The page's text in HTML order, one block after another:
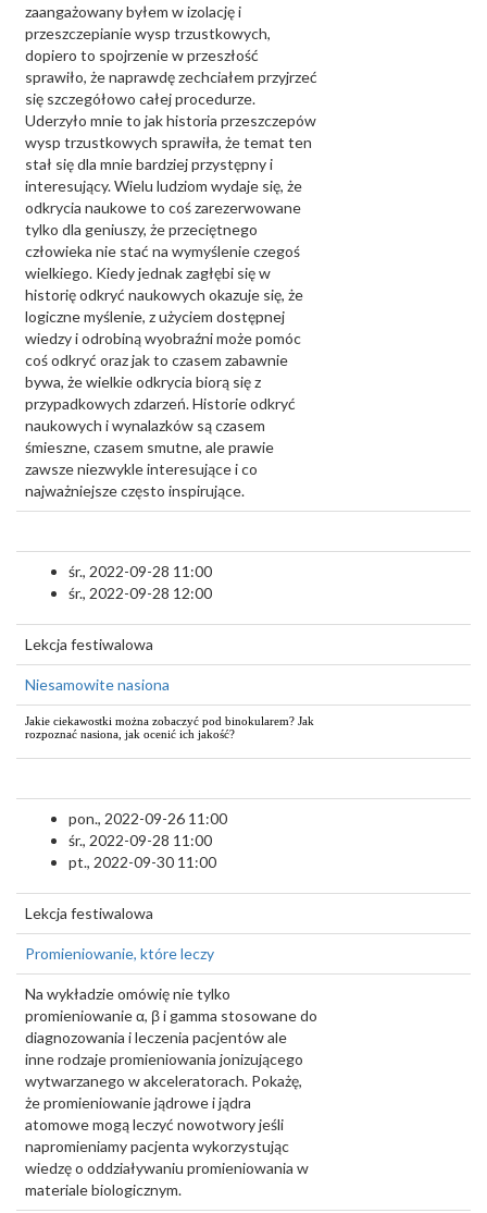
zaangażowany byłem w izolację i
przeszczepianie wysp trzustkowych,
dopiero to spojrzenie w przeszłość
sprawiło, że naprawdę zechciałem przyjrzeć
się szczegółowo całej procedurze.
Uderzyło mnie to jak historia przeszczepów
wysp trzustkowych sprawiła, że temat ten
stał się dla mnie bardziej przystępny i
interesujący. Wielu ludziom wydaje się, że
odkrycia naukowe to coś zarezerwowane
tylko dla geniuszy, że przeciętnego
człowieka nie stać na wymyślenie czegoś
wielkiego. Kiedy jednak zagłębi się w
historię odkryć naukowych okazuje się, że
logiczne myślenie, z użyciem dostępnej
wiedzy i odrobiną wyobraźni może pomóc
coś odkryć oraz jak to czasem zabawnie
bywa, że wielkie odkrycia biorą się z
przypadkowych zdarzeń. Historie odkryć
naukowych i wynalazków są czasem
śmieszne, czasem smutne, ale prawie
zawsze niezwykle interesujące i co
najważniejsze często inspirujące.
śr., 2022-09-28 11:00
śr., 2022-09-28 12:00
Lekcja festiwalowa
Niesamowite nasiona
Jakie ciekawostki można zobaczyć pod binokularem? Jak
rozpoznać nasiona, jak ocenić ich jakość?
pon., 2022-09-26 11:00
śr., 2022-09-28 11:00
pt., 2022-09-30 11:00
Lekcja festiwalowa
Promieniowanie, które leczy
Na wykładzie omówię nie tylko
promieniowanie α, β i gamma stosowane do
diagnozowania i leczenia pacjentów ale
inne rodzaje promieniowania jonizującego
wytwarzanego w akceleratorach. Pokażę,
że promieniowanie jądrowe i jądra
atomowe mogą leczyć nowotwory jeśli
napromieniamy pacjenta wykorzystując
wiedzę o oddziaływaniu promieniowania w
materiale biologicznym.